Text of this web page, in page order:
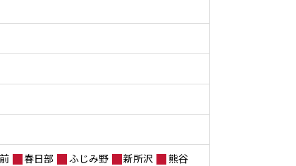
春日部 ふじみ野 新所沢
熊谷